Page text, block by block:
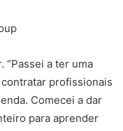
“Passei a ter uma
profissionais
Comecei a dar
para aprender